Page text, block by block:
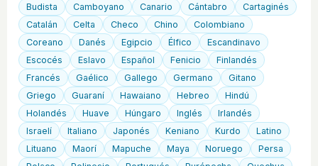
Budista
Camboyano Canario Cántabro
Cartaginés
Catalán
Celta Checo Chino
Colombiano
Coreano
Danés Egipcio Élfico
Escandinavo
Escocés
Eslavo Español Fenicio
Finlandés
Francés
Gaélico Gallego Germano
Gitano
Griego
Guaraní Hawaiano Hebreo
Hindú
Holandés
Huave Húngaro Inglés
Irlandés
Israelí
Italiano Japonés Keniano Kurdo
Latino
Lituano
Maorí Mapuche Maya Noruego
Persa